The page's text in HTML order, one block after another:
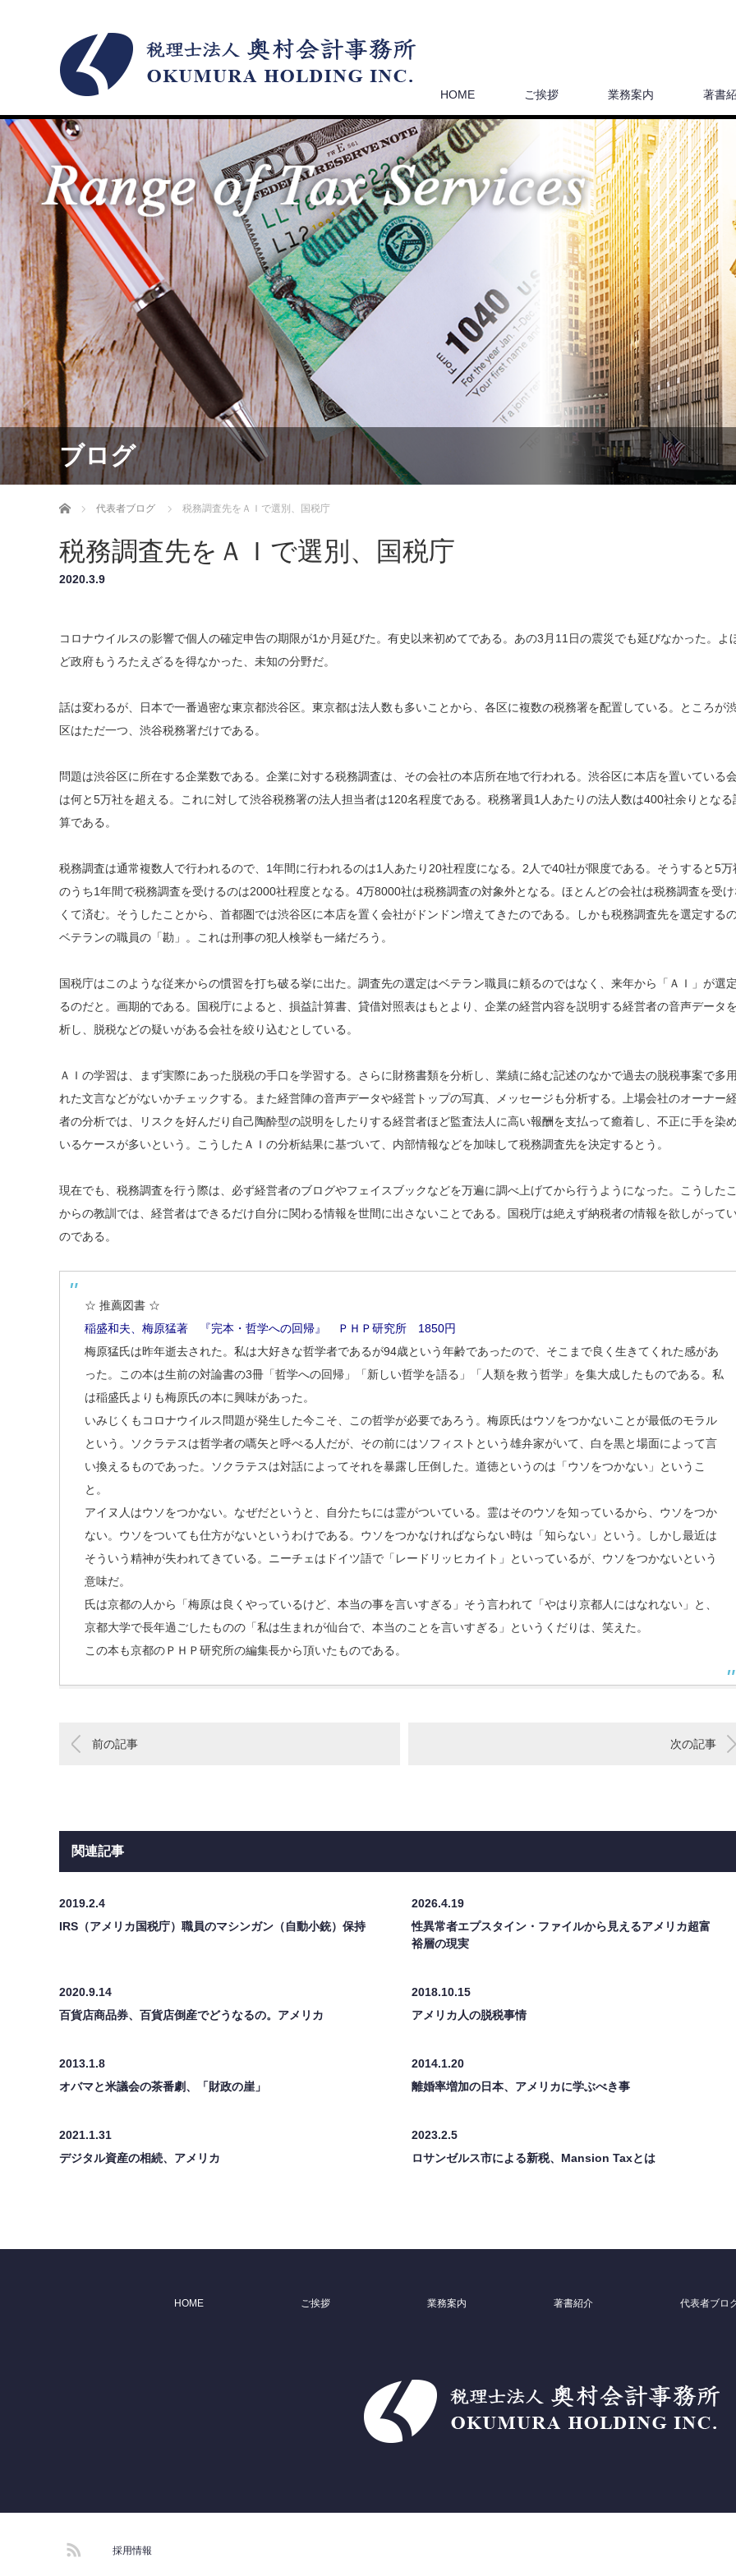
HOME ご挨拶 業務案内 著書
ブログ
ホーム 代表者ブログ 税務調査先をＡＩで選別、国税庁
税務調査先をＡＩで選別、国税庁
2020.3.9
コロナウイルスの影響で個人の確定申告の期限が1か月延びた。有史以来初めてである。あの3月11日の震災でも延びなかった。よ
ど政府もうろたえざるを得なかった、未知の分野だ。
話は変わるが、日本で一番過密な東京都渋谷区。東京都は法人数も多いことから、各区に複数の税務署を配置している。ところが
区はただ一つ、渋谷税務署だけである。
問題は渋谷区に所在する企業数である。企業に対する税務調査は、その会社の本店所在地で行われる。渋谷区に本店を置いている
は何と5万社を超える。これに対して渋谷税務署の法人担当者は120名程度である。税務署員1人あたりの法人数は400社余りとなる
算である。
税務調査は通常複数人で行われるので、1年間に行われるのは1人あたり20社程度になる。2人で40社が限度である。そうすると5万
のうち1年間で税務調査を受けるのは2000社程度となる。4万8000社は税務調査の対象外となる。ほとんどの会社は税務調査を受け
くて済む。そうしたことから、首都圏では渋谷区に本店を置く会社がドンドン増えてきたのである。しかも税務調査先を選定する
ベテランの職員の「勘」。これは刑事の犯人検挙も一緒だろう。
国税庁はこのような従来からの慣習を打ち破る挙に出た。調査先の選定はベテラン職員に頼るのではなく、来年から「ＡＩ」が選
るのだと。画期的である。国税庁によると、損益計算書、貸借対照表はもとより、企業の経営内容を説明する経営者の音声データ
析し、脱税などの疑いがある会社を絞り込むとしている。
ＡＩの学習は、まず実際にあった脱税の手口を学習する。さらに財務書類を分析し、業績に絡む記述のなかで過去の脱税事案で多
れた文言などがないかチェックする。また経営陣の音声データや経営トップの写真、メッセージも分析する。上場会社のオーナー
者の分析では、リスクを好んだり自己陶酔型の説明をしたりする経営者ほど監査法人に高い報酬を支払って癒着し、不正に手を染
いるケースが多いという。こうしたＡＩの分析結果に基づいて、内部情報などを加味して税務調査先を決定するとう。
現在でも、税務調査を行う際は、必ず経営者のブログやフェイスブックなどを万遍に調べ上げてから行うようになった。こうした
からの教訓では、経営者はできるだけ自分に関わる情報を世間に出さないことである。国税庁は絶えず納税者の情報を欲しがって
のである。
☆ 推薦図書 ☆
稲盛和夫、梅原猛著 『完本・哲学への回帰』 ＰＨＰ研究所 1850円
梅原猛氏は昨年逝去された。私は大好きな哲学者であるが94歳という年齢であったので、そこまで良く生きてくれた感があ
った。この本は生前の対論書の3冊「哲学への回帰」「新しい哲学を語る」「人類を救う哲学」を集大成したものである。私
は稲盛氏よりも梅原氏の本に興味があった。
いみじくもコロナウイルス問題が発生した今こそ、この哲学が必要であろう。梅原氏はウソをつかないことが最低のモラル
という。ソクラテスは哲学者の嚆矢と呼べる人だが、その前にはソフィストという雄弁家がいて、白を黒と場面によって言
い換えるものであった。ソクラテスは対話によってそれを暴露し圧倒した。道徳というのは「ウソをつかない」というこ
と。
アイヌ人はウソをつかない。なぜだというと、自分たちには霊がついている。霊はそのウソを知っているから、ウソをつか
ない。ウソをついても仕方がないというわけである。ウソをつかなければならない時は「知らない」という。しかし最近は
そういう精神が失われてきている。ニーチェはドイツ語で「レードリッヒカイト」といっているが、ウソをつかないという
意味だ。
氏は京都の人から「梅原は良くやっているけど、本当の事を言いすぎる」そう言われて「やはり京都人にはなれない」と、
京都大学で長年過ごしたものの「私は生まれが仙台で、本当のことを言いすぎる」というくだりは、笑えた。
この本も京都のＰＨＰ研究所の編集長から頂いたものである。
前の記事 次の記事
関連記事
2019.2.4
IRS（アメリカ国税庁）職員のマシンガン（自動小銃）保持
2026.4.19
性異常者エプスタイン・ファイルから見えるアメリカ超富
裕層の現実
2020.9.14
百貨店商品券、百貨店倒産でどうなるの。アメリカ
2018.10.15
アメリカ人の脱税事情
2013.1.8
オバマと米議会の茶番劇、「財政の崖」
2014.1.20
離婚率増加の日本、アメリカに学ぶべき事
2021.1.31
デジタル資産の相続、アメリカ
2023.2.5
ロサンゼルス市による新税、Mansion Taxとは
HOME ご挨拶 業務案内 著書紹介 代表者ブロ
採用情報